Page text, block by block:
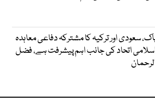
سعودی اور ترکیہ کا مشترکہ دفاعی معاہدہ
اتحاد کی جانب اہم پیشرفت ہے، فضل